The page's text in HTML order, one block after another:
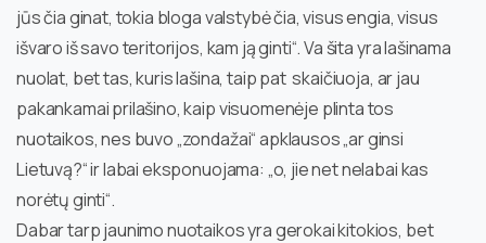
jūs čia ginat, tokia bloga valstybė čia, visus engia, visus
išvaro iš savo teritorijos, kam ją ginti“. Va šita yra lašinama
nuolat, bet tas, kuris lašina, taip pat skaičiuoja, ar jau
pakankamai prilašino, kaip visuomenėje plinta tos
nuotaikos, nes buvo „zondažai“ apklausos „ar ginsi
Lietuvą?“ ir labai eksponuojama: „o, jie net nelabai kas
norėtų ginti“.
Dabar tarp jaunimo nuotaikos yra gerokai kitokios, bet